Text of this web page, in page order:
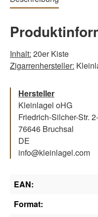
Inhalt: 20er Kiste
Zigarrenhersteller:
Hersteller
Kleinlagel oHG
Friedrich-Silcher-Str.
76646 Bruchsal
DE
info@kleinlagel.com
EAN:
Format: